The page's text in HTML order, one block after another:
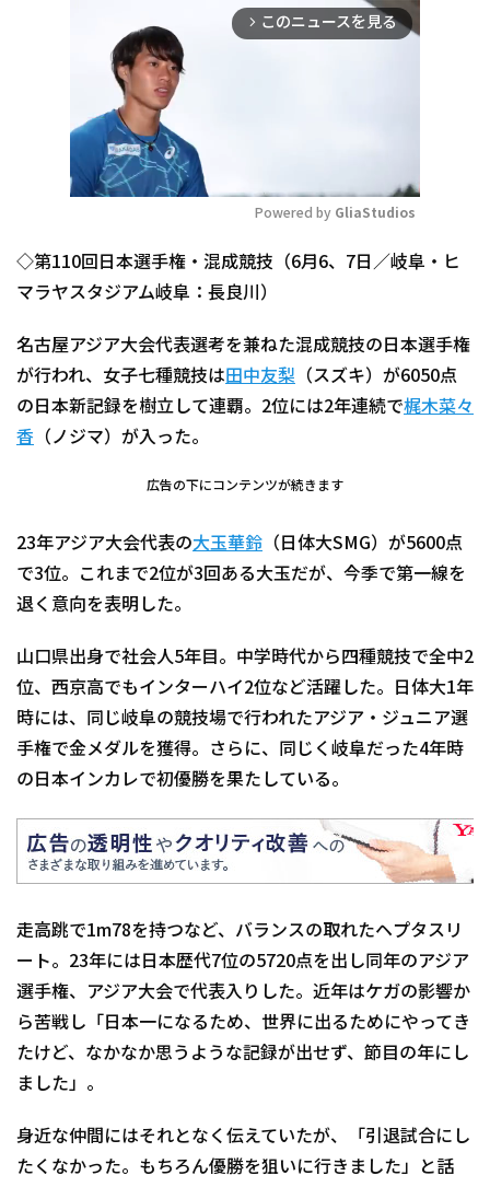
arrow_forward_ios このニュースを見る
Mute
Powered by GliaStudios
◇第110回日本選手権・混成競技（6月6、7日／岐阜・ヒ
マラヤスタジアム岐阜：長良川）
名古屋アジア大会代表選考を兼ねた混成競技の日本選手権
が行われ、女子七種競技は 田中友梨 （スズキ）が6050点
の日本新記録を樹立して連覇。2位には2年連続で梶木菜々
香 （ノジマ）が入った。
広告の下にコンテンツが続きます
23年アジア大会代表の大玉華鈴 （日体大SMG）が5600点
で3位。これまで2位が3回ある大玉だが、今季で第一線を
退く意向を表明した。
山口県出身で社会人5年目。中学時代から四種競技で全中2
位、西京高でもインターハイ2位など活躍した。日体大1年
時には、同じ岐阜の競技場で行われたアジア・ジュニア選
手権で金メダルを獲得。さらに、同じく岐阜だった4年時
の日本インカレで初優勝を果たしている。
走高跳で1m78を持つなど、バランスの取れたヘプタスリ
ート。23年には日本歴代7位の5720点を出し同年のアジア
選手権、アジア大会で代表入りした。近年はケガの影響か
ら苦戦し「日本一になるため、世界に出るためにやってき
たけど、なかなか思うような記録が出せず、節目の年にし
ました」。
身近な仲間にはそれとなく伝えていたが、「引退試合にし
たくなかった。もちろん優勝を狙いに行きました」と話